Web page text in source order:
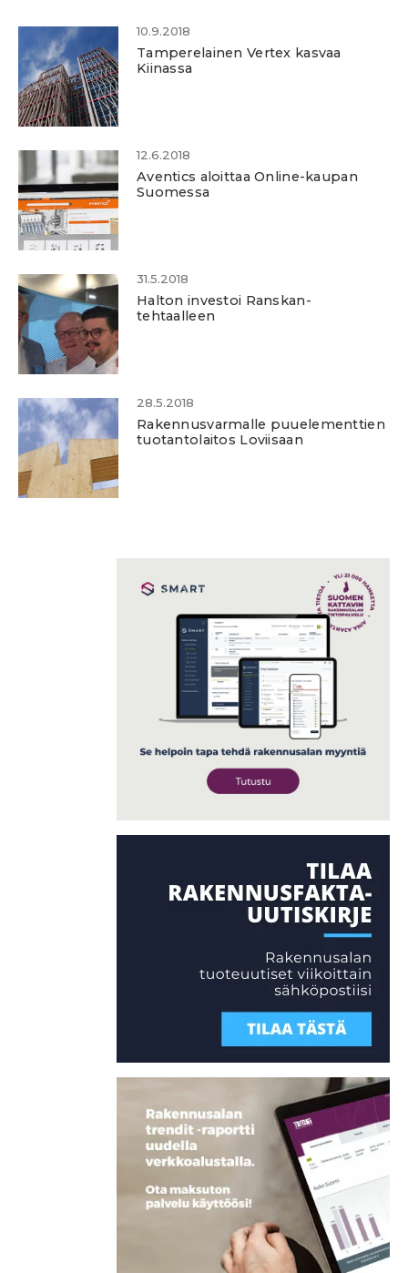
10.9.2018
Tamperelainen Vertex kasvaa
Kiinassa
12.6.2018
Aventics aloittaa Online-kaupan
Suomessa
31.5.2018
Halton investoi Ranskan-
tehtaalleen
28.5.2018
Rakennusvarmalle puuelementtien
tuotantolaitos Loviisaan